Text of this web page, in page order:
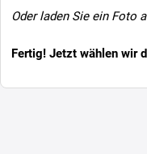
Oder laden Sie ein Foto
Fertig! Jetzt wählen wir